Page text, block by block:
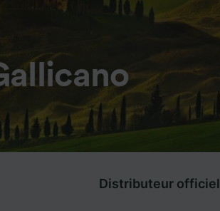
Distributeur officiel